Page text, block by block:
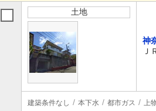
土地
神
Ｊ
建築条件なし 本下水 都市ガス 上